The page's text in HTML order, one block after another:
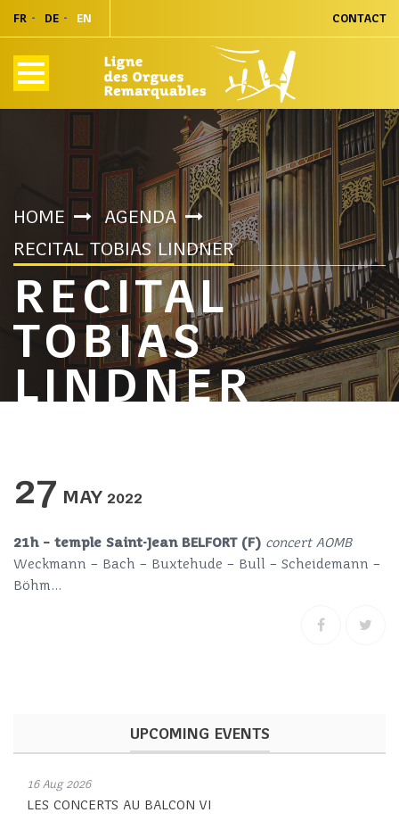
FR DE EN CONTACT
HOME
AGENDA
RECITAL TOBIAS LINDNER
RECITAL
TOBIAS
LINDNER
27 MAY 2022
21h – temple Saint-Jean BELFORT (F) concert AOMB
Weckmann – Bach – Buxtehude – Bull – Scheidemann –
Böhm…
UPCOMING EVENTS
16 Aug 2026
LES CONCERTS AU BALCON VI